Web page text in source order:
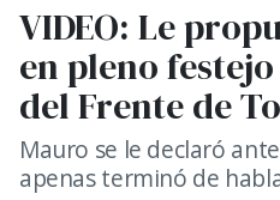
VIDEO: Le
en pleno
del Frente de
Mauro se le declaró
apenas terminó de